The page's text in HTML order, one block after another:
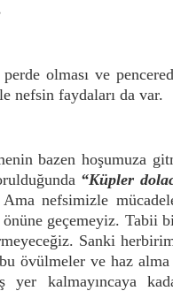
olması ve
nefsin faydaları da var.
bazen hoşumuza
“Küpler
Ama nefsimizle
önüne geçemeyiz.
Sanki
övülmeler ve haz alma
yer kalmayıncaya